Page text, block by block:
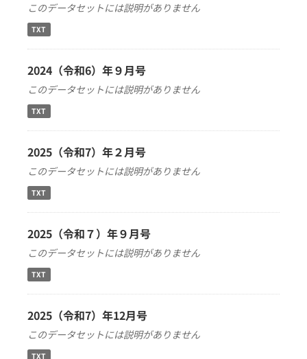
このデータセットには説明がありません
TXT
2024（令和6）年９月号
このデータセットには説明がありません
TXT
2025（令和7）年２月号
このデータセットには説明がありません
TXT
2025（令和７）年９月号
このデータセットには説明がありません
TXT
2025（令和7）年12月号
このデータセットには説明がありません
TXT